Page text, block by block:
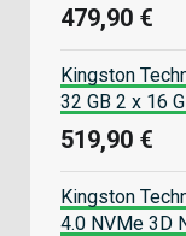
479,90 €
Kingston
32 GB 2 x 16
519,90 €
Kingston
4.0 NVMe 3D